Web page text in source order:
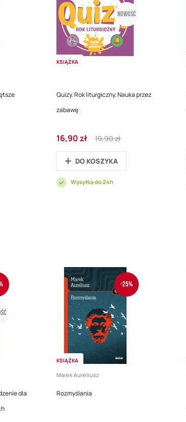
Nowość
KSIĄŻKA
Quizy. Rok liturgiczny. Nauka przez
zabawę
Cena
promocyjna
16,90 zł
Regular
Price
19,90 zł
DO KOSZYKA
Wysyłka do 24h
dla
-25%
KSIĄŻKA
Marek Aureliusz
Rozmyślania